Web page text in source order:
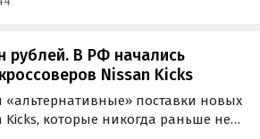
рублей. В РФ начались
Nissan Kicks
поставки новых
Kicks, которые никогда раньше не